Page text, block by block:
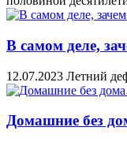
В самом деле,
12.07.2023 Летний
Домашние без